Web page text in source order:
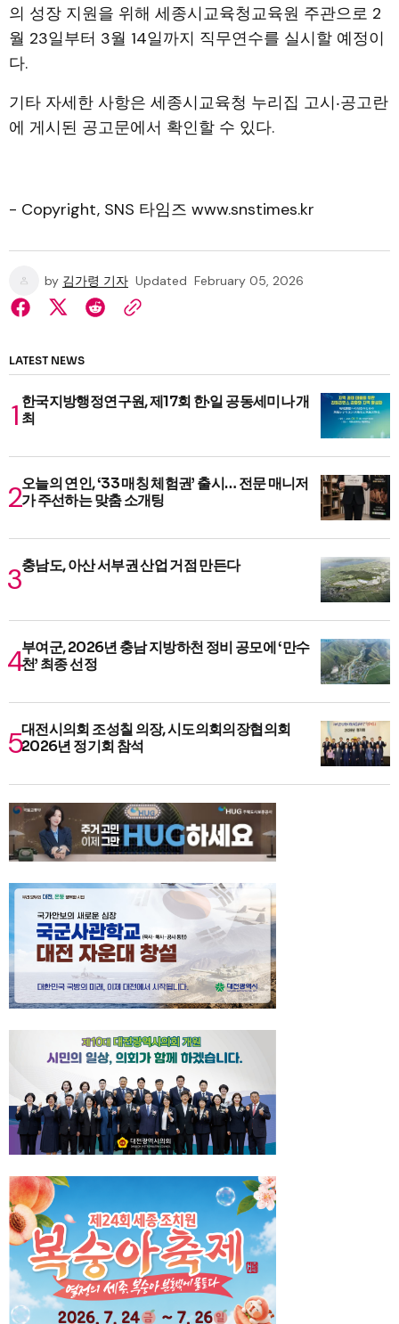
의 성장 지원을 위해 세종시교육청교육원 주관으로 2
월 23일부터 3월 14일까지 직무연수를 실시할 예정이
다.
기타 자세한 사항은 세종시교육청 누리집 고시‧공고란
에 게시된 공고문에서 확인할 수 있다.
- Copyright, SNS 타임즈 www.snstimes.kr
by 김가령 기자 Updated February 05, 2026
LATEST NEWS
한국지방행정연구원, 제17회 한·일 공동세미나 개
최
오늘의 연인, ‘33 매칭 체험권’ 출시… 전문 매니저
가 주선하는 맞춤 소개팅
충남도, 아산 서부권 산업 거점 만든다
부여군, 2026년 충남 지방하천 정비 공모에 ‘만수
천’ 최종 선정
대전시의회 조성칠 의장, 시도의회의장협의회
2026년 정기회 참석